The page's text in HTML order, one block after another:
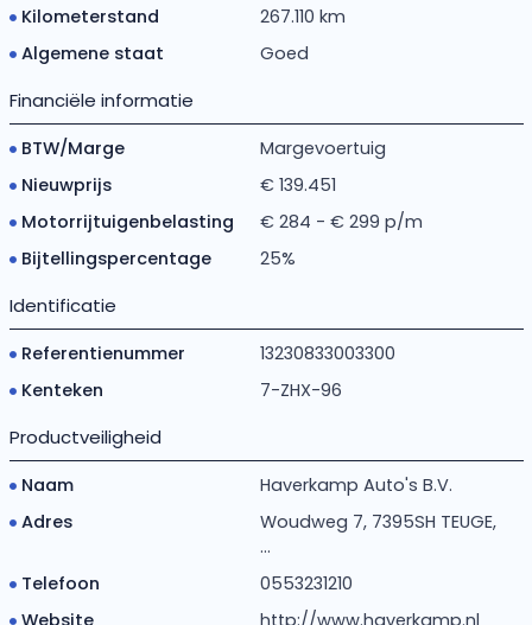
Kilometerstand
267.110 km
Algemene staat
Goed
Financiële informatie
BTW/Marge
Margevoertuig
Nieuwprijs
€ 139.451
Motorrijtuigenbelasting
€ 284 - € 299 p/m
Bijtellingspercentage
25%
Identificatie
Referentienummer
13230833003300
Kenteken
7-ZHX-96
Productveiligheid
Naam
Haverkamp Auto's B.V.
Adres
Woudweg 7, 7395SH TEUGE,
...
Telefoon
0553231210
Website
http://www.haverkamp.nl